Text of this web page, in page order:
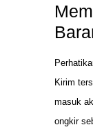
Kirim
masuk
ongkir